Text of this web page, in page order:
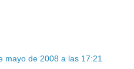
mayo de 2008 a las 17:21